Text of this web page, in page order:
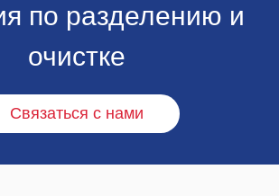
по разделению и
очистке
Связаться с нами